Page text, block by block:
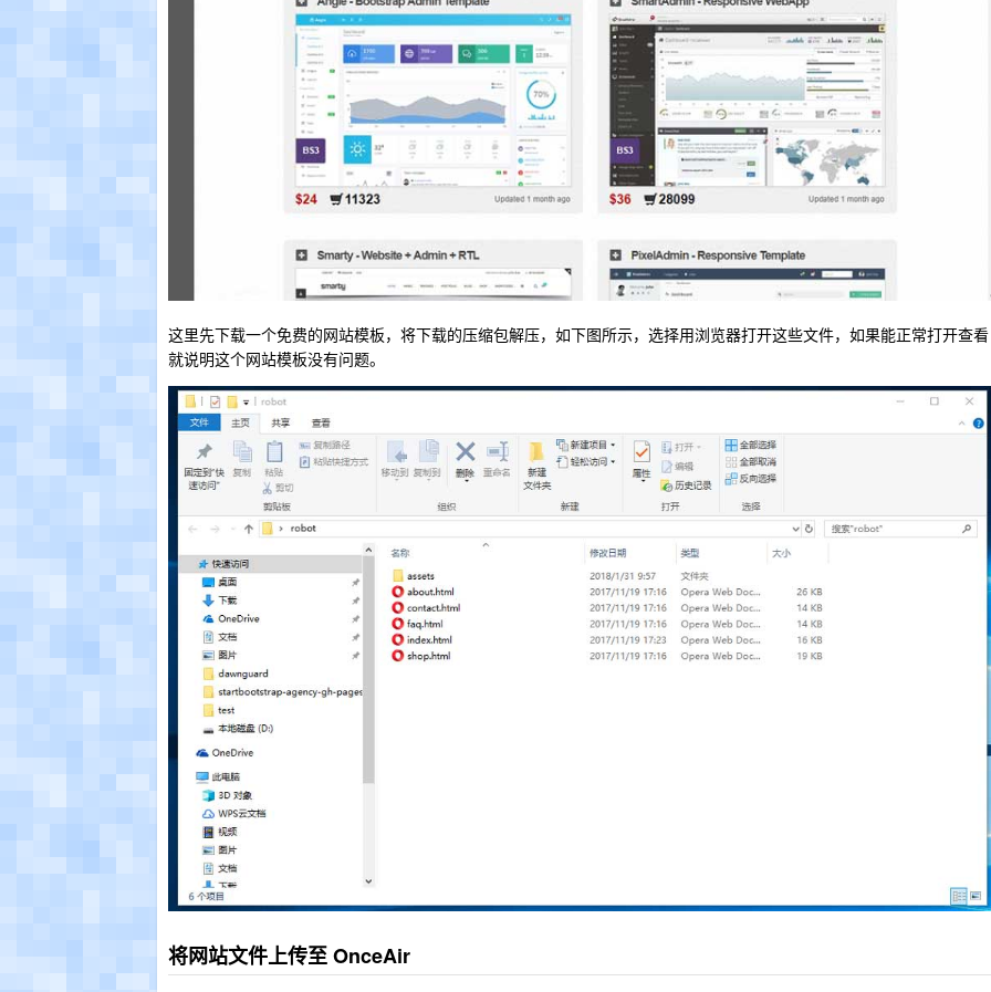
这里先下载一个免费的网站模板，将下载的压缩包解压，如下图所示，选择用浏览器打开这些文件，如果能正常打开查看
就说明这个网站模板没有问题。
将网站文件上传至 OnceAir